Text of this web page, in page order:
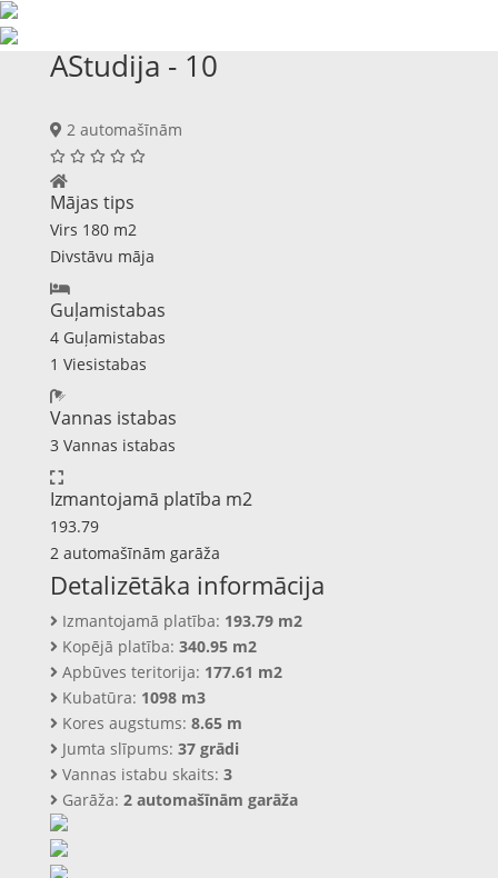
AStudija - 10
2 automašīnām
Mājas tips
Virs 180 m2
Divstāvu māja
Guļamistabas
4 Guļamistabas
1 Viesistabas
Vannas istabas
3 Vannas istabas
Izmantojamā platība m2
193.79
2 automašīnām garāža
Detalizētāka informācija
Izmantojamā platība: 193.79 m2
Kopējā platība: 340.95 m2
Apbūves teritorija: 177.61 m2
Kubatūra: 1098 m3
Kores augstums: 8.65 m
Jumta slīpums: 37 grādi
Vannas istabu skaits: 3
Garāža: 2 automašīnām garāža